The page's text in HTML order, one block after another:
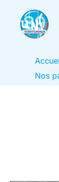
contenu
Nos